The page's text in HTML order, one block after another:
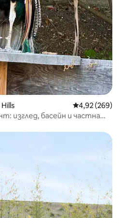
Средна
4,92 (269)
изглед, басейн и частна